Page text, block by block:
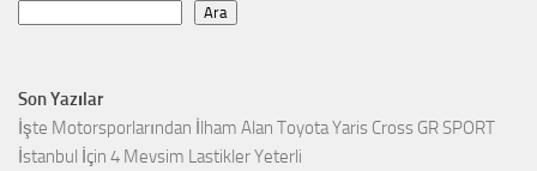
Ara
Son Yazılar
İşte Motorsporlarından İlham Alan Toyota Yaris Cross GR SPORT
İstanbul İçin 4 Mevsim Lastikler Yeterli